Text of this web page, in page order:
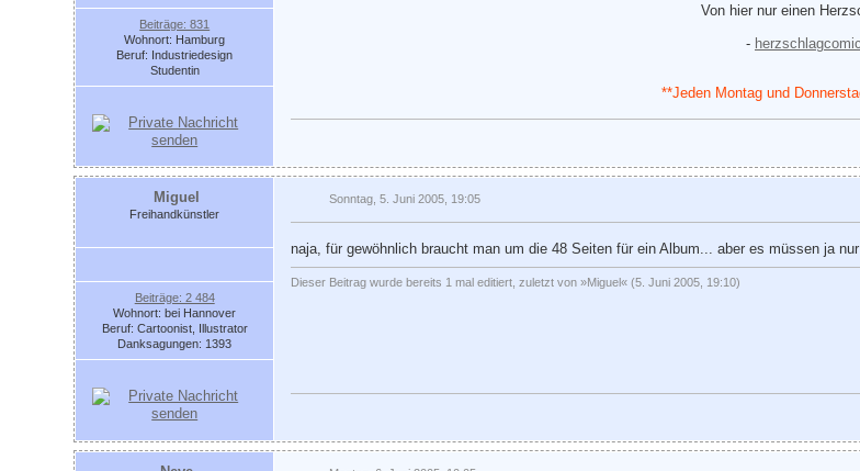
Beiträge: 831
Wohnort: Hamburg
Beruf: Industriedesign
Studentin
Von hier nur einen
-
**Jeden Montag und
Miguel
Freihandkünstler
Beiträge: 2 484
Wohnort: bei Hannover
Beruf: Cartoonist, Illustrator
Danksagungen: 1393
Sonntag, 5. Juni 2005, 19:05
naja, für gewöhnlich braucht man um die 48 Seiten für ein Album... aber es müssen ja
Dieser Beitrag wurde bereits 1 mal editiert, zuletzt von »Miguel« (5. Juni 2005, 19:10)